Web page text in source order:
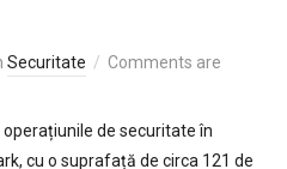
Securitate
Comments are
de securitate în
cu o suprafață de circa 121 de